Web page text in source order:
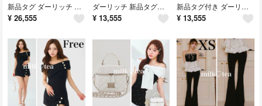
新品タグ ダーリッチ スカラップレースチェックシフォンロングワンピース ブラック
¥ 26,555
ダーリッチ 新品タグ付き ポイントエアリーフェザーショートパンツ ピンクベージュ
¥ 13,555
新品タグ付き ダーリッチ ポイントエアリーフェザーショートパンツ ピンクベージュ
¥ 13,555